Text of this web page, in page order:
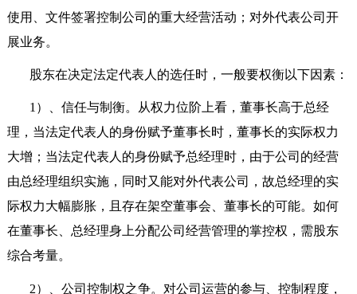
使用、文件签署控制公司的重大经营活动；对外代表公司开
展业务。
股东在决定法定代表人的选任时，一般要权衡以下因素：
1）、信任与制衡。从权力位阶上看，董事长高于总经
理，当法定代表人的身份赋予董事长时，董事长的实际权力
大增；当法定代表人的身份赋予总经理时，由于公司的经营
由总经理组织实施，同时又能对外代表公司，故总经理的实
际权力大幅膨胀，且存在架空董事会、董事长的可能。如何
在董事长、总经理身上分配公司经营管理的掌控权，需股东
综合考量。
2）、公司控制权之争。对公司运营的参与、控制程度，